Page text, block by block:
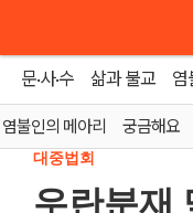
문·사·수 삶과 불교 염
염불인의 메아리 궁금해요
대중법회
우란분재